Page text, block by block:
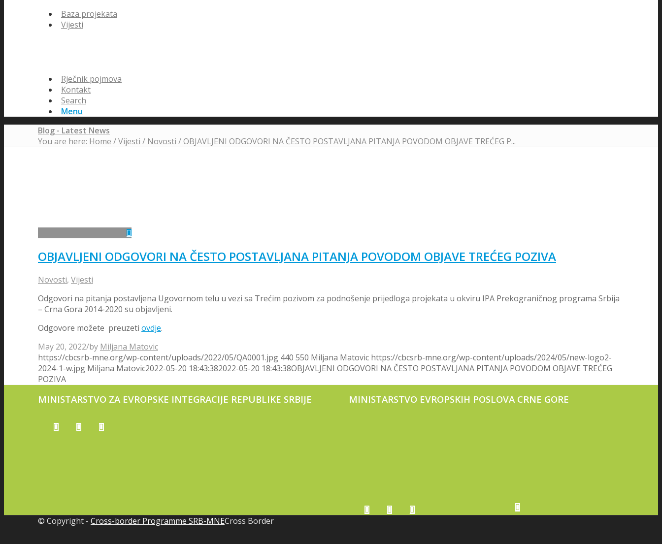
Baza projekata
Vijesti
Rječnik pojmova
Kontakt
Search
Menu
Blog - Latest News
You are here: Home /Vijesti / Novosti /OBJAVLJENI ODGOVORI NA ČESTO POSTAVLJANA PITANJA POVODOM OBJAVE TREĆEG P...
OBJAVLJENI ODGOVORI NA ČESTO POSTAVLJANA PITANJA POVODOM OBJAVE TREĆEG POZIVA
Novosti, Vijesti
Odgovori na pitanja postavljena Ugovornom tеlu u vezi sa Trećim pozivom za podnošenje prijedloga projekata u okviru IPA Prekograničnog programa Srbija
– Crna Gora 2014-2020 su objavljeni.
Odgovore možete preuzeti ovdje.
May 20, 2022/by Miljana Matovic
https://cbcsrb-mne.org/wp-content/uploads/2022/05/QA0001.jpg 440 550 Miljana Matovic https://cbcsrb-mne.org/wp-content/uploads/2024/05/new-logo2-
2024-1-w.jpg Miljana Matovic2022-05-20 18:43:382022-05-20 18:43:38OBJAVLJENI ODGOVORI NA ČESTO POSTAVLJANA PITANJA POVODOM OBJAVE TREĆEG
POZIVA
MINISTARSTVO ZA EVROPSKE INTEGRACIJE REPUBLIKE SRBIJE MINISTARSTVO EVROPSKIH POSLOVA CRNЕ GORЕ
© Copyright - Cross-border Programme SRB-MNECross Border